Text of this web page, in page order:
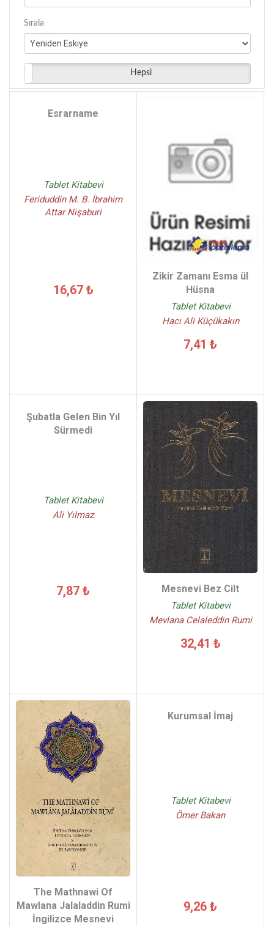
Sırala
Hepsi
Esrarname
Tablet Kitabevi
Feriduddin M. B. İbrahim
Attar Nişaburi
16,67 ₺
Zikir Zamanı Esma ül
Hüsna
Tablet Kitabevi
Hacı Ali Küçükakın
7,41 ₺
Şubatla Gelen Bin Yıl
Sürmedi
Tablet Kitabevi
Ali Yılmaz
7,87 ₺ Mesnevi Bez Cilt
Tablet Kitabevi
Mevlana Celaleddin Rumi
32,41 ₺
The Mathnawi Of
Mawlana Jalaladdin Rumi
İngilizce Mesnevi
Kurumsal İmaj
Tablet Kitabevi
Ömer Bakan
9,26 ₺